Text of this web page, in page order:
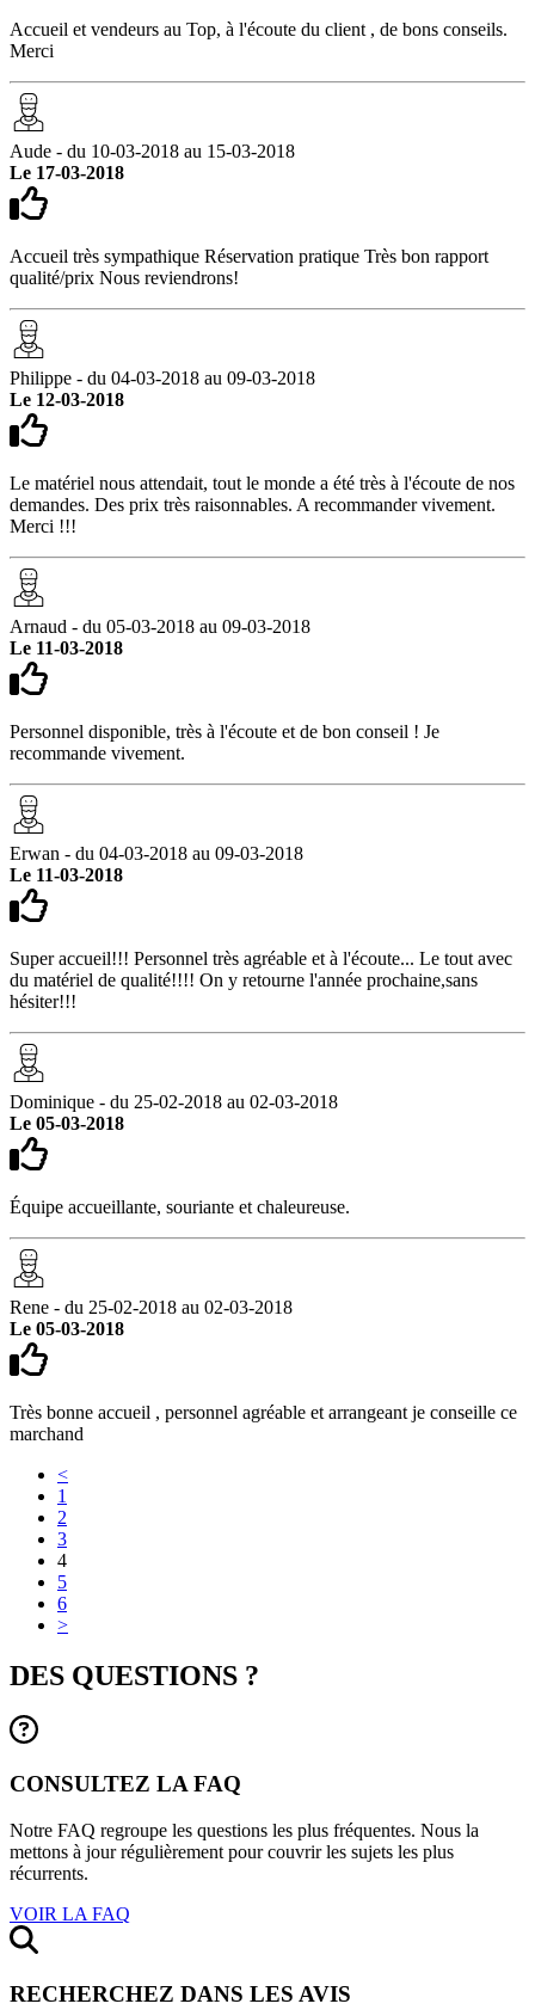
Accueil et vendeurs au Top, à l'écoute du client , de bons conseils.
Merci
Aude - du 10-03-2018 au 15-03-2018
Le 17-03-2018
Accueil très sympathique Réservation pratique Très bon rapport
qualité/prix Nous reviendrons!
Philippe - du 04-03-2018 au 09-03-2018
Le 12-03-2018
Le matériel nous attendait, tout le monde a été très à l'écoute de nos
demandes. Des prix très raisonnables. A recommander vivement.
Merci !!!
Arnaud - du 05-03-2018 au 09-03-2018
Le 11-03-2018
Personnel disponible, très à l'écoute et de bon conseil ! Je
recommande vivement.
Erwan - du 04-03-2018 au 09-03-2018
Le 11-03-2018
Super accueil!!! Personnel très agréable et à l'écoute... Le tout avec
du matériel de qualité!!!! On y retourne l'année prochaine,sans
hésiter!!!
Dominique - du 25-02-2018 au 02-03-2018
Le 05-03-2018
Équipe accueillante, souriante et chaleureuse.
Rene - du 25-02-2018 au 02-03-2018
Le 05-03-2018
Très bonne accueil , personnel agréable et arrangeant je conseille ce
marchand
<
1
2
3
4
5
6
>
DES QUESTIONS ?
CONSULTEZ LA FAQ
Notre FAQ regroupe les questions les plus fréquentes. Nous la
mettons à jour régulièrement pour couvrir les sujets les plus
récurrents.
VOIR LA FAQ
RECHERCHEZ DANS LES AVIS